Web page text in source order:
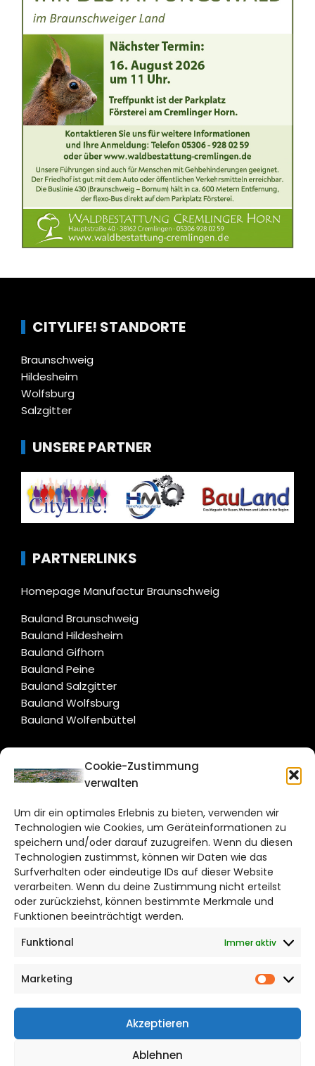
Cookie-Zustimmung
verwalten
Um dir ein optimales Erlebnis zu bieten, verwenden wir
Technologien wie Cookies, um Geräteinformationen zu
speichern und/oder darauf zuzugreifen. Wenn du diesen
Technologien zustimmst, können wir Daten wie das
Surfverhalten oder eindeutige IDs auf dieser Website
verarbeiten. Wenn du deine Zustimmung nicht erteilst
oder zurückziehst, können bestimmte Merkmale und
Funktionen beeinträchtigt werden.
Funktional
Immer aktiv
Marketing
Akzeptieren
Ablehnen
CITYLIFE! STANDORTE
Braunschweig
Hildesheim
Wolfsburg
Salzgitter
UNSERE PARTNER
PARTNERLINKS
Homepage Manufactur Braunschweig
Bauland Braunschweig
Bauland Hildesheim
Bauland Gifhorn
Bauland Peine
Bauland Salzgitter
Bauland Wolfsburg
Bauland Wolfenbüttel
CITYLIFE!
Bruchtorwall 12
38100 Braunschweig
Telefon: 0531 387220 – 65
DAS STADTMAGAZIN FÜR
BRAUNSCHWEIG
Impressum
Cookie Richtlinie
CITYLIFE! BEI FACEBOOK